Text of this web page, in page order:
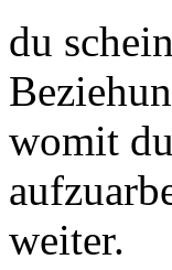
du
womit
weiter.